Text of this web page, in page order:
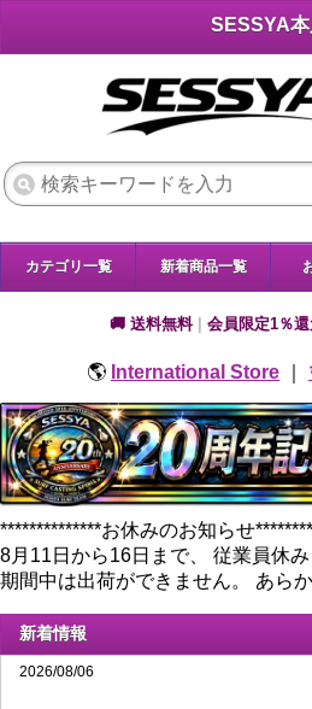
SESSYA
カテゴリ一覧 新着商品一覧
🚚 送料無料 会員限定1％
🌎 International Store
**************お休みのお知らせ
8月11日から16日まで、 従業員休
期間中は出荷ができません。 あら
新着情報
2026/08/06